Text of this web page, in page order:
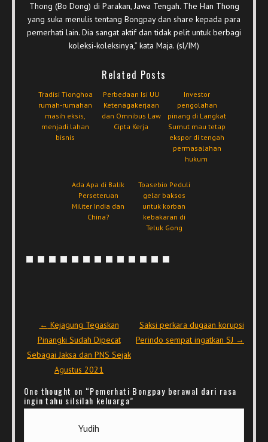
Thong (Bo Dong) di Parakan, Jawa Tengah. The Han Thong
yang suka menulis tentang Bongpay dan share kepada para
pemerhati lain. Dia sangat aktif dan tidak pelit untuk berbagi
koleksi-koleksinya,” kata Maja. (sl/IM)
Related Posts
Tradisi Tionghoa
rumah-rumahan
masih eksis,
menjadi lahan
bisnis
Perbedaan Isi UU
Ketenagakerjaan
dan Omnibus Law
Cipta Kerja
Investor
pengolahan
pinang di Langkat
Sumut mau tetap
ekspor di tengah
permasalahan
hukum
Ada Apa di Balik
Perseteruan
Militer India dan
China?
Toasebio Peduli
gelar baksos
untuk korban
kebakaran di
Teluk Gong
Post navigation
← Kejagung Tegaskan
Pinangki Sudah Dipecat
Sebagai Jaksa dan PNS Sejak
Agustus 2021
Saksi perkara dugaan korupsi
Perindo sempat ingatkan SJ →
One thought on “Pemerhati Bongpay berawal dari rasa
ingin tahu silsilah keluarga”
Yudih